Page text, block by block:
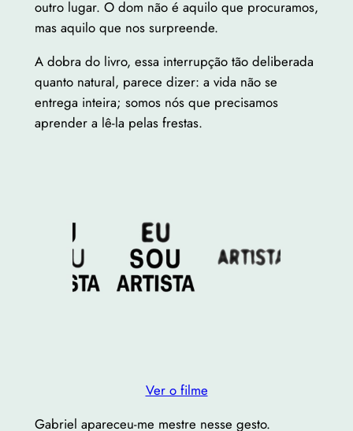
outro lugar. O dom não é aquilo que procuramos,
mas aquilo que nos surpreende.
A dobra do livro, essa interrupção tão deliberada
quanto natural, parece dizer: a vida não se
entrega inteira; somos nós que precisamos
aprender a lê-la pelas frestas.
Ver o filme
Gabriel apareceu-me mestre nesse gesto.